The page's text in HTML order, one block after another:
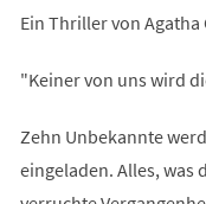
Ein Thriller von Agatha
"Keiner von uns wird
Zehn Unbekannte
eingeladen. Alles, was